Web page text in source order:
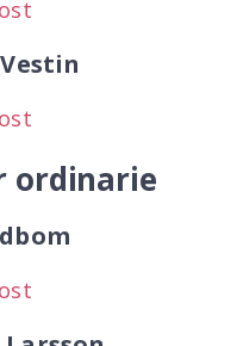
ordinarie